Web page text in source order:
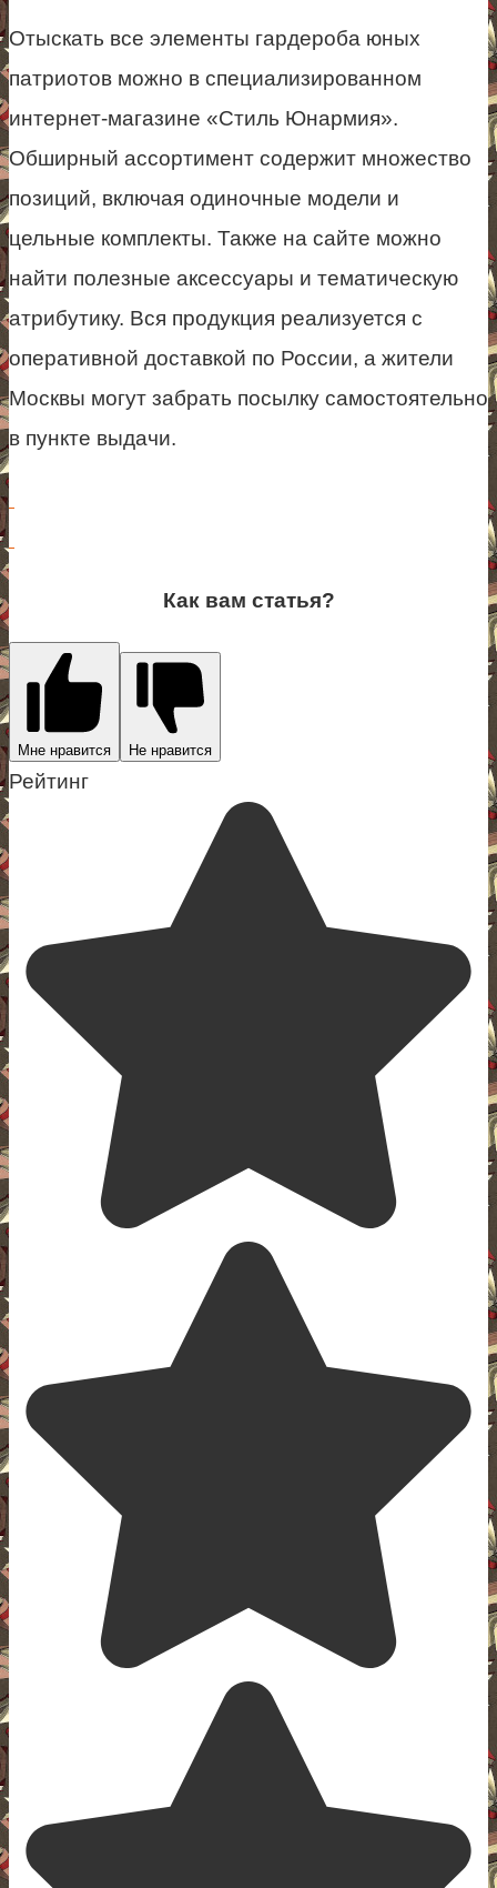
Отыскать все элементы гардероба юных
патриотов можно в специализированном
интернет-магазине «Стиль Юнармия».
Обширный ассортимент содержит множество
позиций, включая одиночные модели и
цельные комплекты. Также на сайте можно
найти полезные аксессуары и тематическую
атрибутику. Вся продукция реализуется с
оперативной доставкой по России, а жители
Москвы могут забрать посылку самостоятельно
в пункте выдачи.
Как вам статья?
Мне нравится Не нравится
Рейтинг